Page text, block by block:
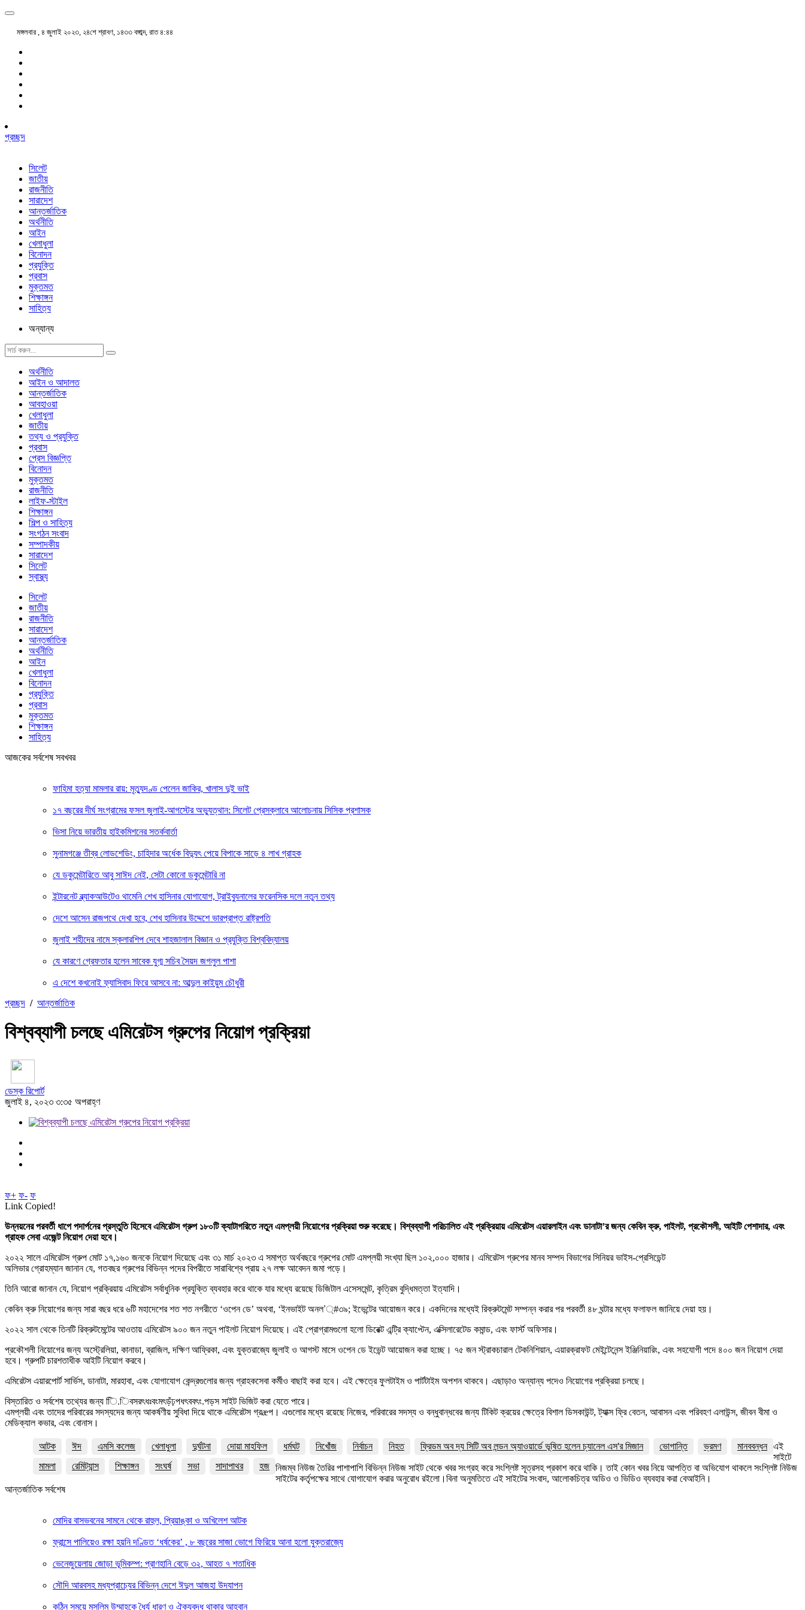
মঙ্গলবার , ৪ জুলাই ২০২৩, ২৪শে শ্রাবণ, ১৪৩৩ বঙ্গাব্দ, রাত ৪:৪৪
প্রচ্ছদ
সিলেট
জাতীয়
রাজনীতি
সারাদেশ
আন্তর্জাতিক
অর্থনীতি
আইন
খেলাধুলা
বিনোদন
প্রযুক্তি
প্রবাস
মুক্তমত
শিক্ষাঙ্গন
সাহিত্য
অন্যান্য
অর্থনীতি
আইন ও আদালত
আন্তর্জাতিক
আবহাওয়া
খেলাধুলা
জাতীয়
তথ্য ও প্রযুক্তি
প্রবাস
প্রেস বিজ্ঞপ্তি
বিনোদন
মুক্তমত
রাজনীতি
লাইফ-স্টাইল
শিক্ষাঙ্গন
শিল্প ও সাহিত্য
সংগঠন সংবাদ
সম্পাদকীয়
সারাদেশ
সিলেট
স্বাস্থ্য
সিলেট
জাতীয়
রাজনীতি
সারাদেশ
আন্তর্জাতিক
অর্থনীতি
আইন
খেলাধুলা
বিনোদন
প্রযুক্তি
প্রবাস
মুক্তমত
শিক্ষাঙ্গন
সাহিত্য
আজকের সর্বশেষ সবখবর
ফাহিমা হত্যা মামলার রায়: মৃত্যুদণ্ড পেলেন জাকির, খালাস দুই ভাই
১৭ বছরের দীর্ঘ সংগ্রামের ফসল জুলাই-আগস্টের অভ্যুত্থান: সিলেট প্রেসক্লাবে আলোচনায় সিসিক প্রশাসক
ভিসা নিয়ে ভারতীয় হাইকমিশনের সতর্কবার্তা
সুনামগঞ্জে তীব্র লোডশেডিং, চাহিদার অর্ধেক বিদ্যুৎ পেয়ে বিপাকে সাড়ে ৪ লাখ গ্রাহক
যে ডকুমেন্টারিতে আবু সাঈদ নেই, সেটা কোনো ডকুমেন্টারি না
ইন্টারনেট ব্ল্যাকআউটেও থামেনি শেখ হাসিনার যোগাযোগ, ট্রাইব্যুনালের ফরেনসিক দলে নতুন তথ্য
দেশে আসেন রাজপথে দেখা হবে, শেখ হাসিনার উদ্দেশে ভারপ্রাপ্ত রাষ্ট্রপতি
জুলাই শহীদের নামে স্কলারশিপ দেবে শাহজালাল বিজ্ঞান ও প্রযুক্তি বিশ্ববিদ্যালয়
যে কারণে গ্রেফতার হলেন সাবেক যুগ্ম সচিব সৈয়দ জগলুল পাশা
এ দেশে কখনোই ফ্যাসিবাদ ফিরে আসবে না: আব্দুল কাইয়ুম চৌধুরী
প্রচ্ছদ / আন্তর্জাতিক
বিশ্বব্যাপী চলছে এমিরেটস গ্রুপের নিয়োগ প্রক্রিয়া
ডেস্ক রিপোর্ট
জুলাই ৪, ২০২৩ ৩:৩৫ অপরাহ্ণ
ফ+ ফ- ফ
Link Copied!
উন্নয়নের পরবর্তী ধাপে পদার্পনের প্রস্তুতি হিসেবে এমিরেটস গ্রুপ ১৮০টি ক্যাটাগরিতে নতুন এমপ্লয়ী নিয়োগের প্রক্রিয়া শুরু করেছে। বিশ্বব্যাপী পরিচালিত এই প্রক্রিয়ায় এমিরেটস এয়ারলাইন এবং ডানাটা’র জন্য কেবিন ক্রু, পাইলট, প্রকৌশলী, আইটি পেশাদার, এবং
গ্রাহক সেবা এজেন্ট নিয়োগ দেয়া হবে।
২০২২ সালে এমিরেটস গ্রুপ মোট ১৭,১৬০ জনকে নিয়োগ দিয়েছে এবং ৩১ মার্চ ২০২৩ এ সমাপ্ত অর্থবছরে গ্রুপের মোট এমপ্লয়ী সংখ্যা ছিল ১০২,০০০ হাজার। এমিরেটস গ্রুপের মানব সম্পদ বিভাগের সিনিয়র ভাইস-প্রেসিডেন্ট
অলিভার গ্রোহম্যান জানান যে, গতবছর গ্রুপের বিভিন্ন পদের বিপরীতে সারাবিশ্বে প্রায় ২৭ লক্ষ আবেদন জমা পড়ে।
তিনি আরো জানান যে, নিয়োগ প্রক্রিয়ায় এমিরেটস সর্বাধুনিক প্রযুক্তি ব্যবহার করে থাকে যার মধ্যে রয়েছে ডিজিটাল এসেসমেন্ট, কৃত্রিম বুদ্ধিমত্তা ইত্যাদি।
কেবিন ক্রু নিয়োগের জন্য সারা বছর ধরে ৬টি মহাদেশের শত শত নগরীতে ‘ওপেন ডে’ অথবা, ‘ইনভাইট অনল’্#৩৯; ইভেন্টের আয়োজন করে। একদিনের মধ্যেই রিক্রুটমেন্ট সম্পন্ন করার পর পরবর্তী ৪৮ ঘন্টার মধ্যে ফলাফল জানিয়ে দেয়া হয়।
২০২২ সাল থেকে তিনটি রিক্রুটমেন্টের আওতায় এমিরেটস ৯০০ জন নতুন পাইলট নিয়োগ দিয়েছে। এই প্রোগ্রামগুলো হলো ডিরেক্ট এন্ট্রি ক্যাপ্টেন, এক্সিলারেটেড কমান্ড, এবং ফার্স্ট অফিসার।
প্রকৌশলী নিয়োগের জন্য অস্ট্রেলিয়া, কানাডা, ব্রাজিল, দক্ষিণ আফ্রিকা, এবং যুক্তরাজ্যে জুলাই ও আগস্ট মাসে ওপেন ডে ইভেন্ট আয়োজন করা হচ্ছে। ৭৫ জন স্ট্রাকচারাল টেকনিশিয়ান, এয়ারক্রাফট মেইন্টেনেন্স ইঞ্জিনিয়ারিং, এবং সহযোগী পদে ৪০০ জন নিয়োগ দেয়া
হবে। গ্রুপটি চারশতাধীক আইটি নিয়োগ করবে।
এমিরেটস এয়ারপোর্ট সার্ভিস, ডানাটা, মারহাবা, এবং যোগাযোগ কেন্দ্রগুলোর জন্য গ্রাহকসেবা কর্মীও বাছাই করা হবে। এই ক্ষেত্রে ফুলটাইম ও পার্টটাইম অপশন থাকবে। এছাড়াও অন্যান্য পদেও নিয়োগের প্রক্রিয়া চলছে।
বিস্তারিত ও সর্বশেষ তথ্যের জন্য িি.িবসরৎধঃবংমৎড়ঁঢ়পধৎববৎং.পড়স সাইট ভিজিট করা যেতে পারে।
এমপ্লয়ী এবং তাদের পরিবারের সদস্যদের জন্য আকর্ষণীয় সুবিধা দিয়ে থাকে এমিরেটস গ্রæপ। এগুলোর মধ্যে রয়েছে নিজের, পরিবারের সদস্য ও বন্ধুবান্ধবের জন্য টিকিট ক্রয়ের ক্ষেত্রে বিশাল ডিসকাউন্ট, ট্যাক্স ফ্রি বেতন, আবাসন এবং পরিবহণ এলাউন্স, জীবন বীমা ও
মেডিক্যাল কভার, এবং বোনাস।
আটক ঈদ এমসি কলেজ খেলাধুলা দুর্ঘটনা দোয়া মাহফিল ধর্মঘট নিখোঁজ নির্বাচন নিহত ফ্রিডম অব দ্য সিটি অব লন্ডন অ্যাওয়ার্ডে ভূষিত হলেন চ্যানেল এস'র মিজান ভোগান্তি ভ্রমণ
মানববন্ধন
মামলা
রেমিট্যান্স শিক্ষাঙ্গন সংঘর্ষ সভা সাদাপাথর হজ
এই
সাইটে
নিজম্ব নিউজ তৈরির পাশাপাশি বিভিন্ন নিউজ সাইট থেকে খবর সংগ্রহ করে সংশ্লিষ্ট সূত্রসহ প্রকাশ করে থাকি। তাই কোন খবর নিয়ে আপত্তি বা অভিযোগ থাকলে সংশ্লিষ্ট নিউজ
সাইটের কর্তৃপক্ষের সাথে যোগাযোগ করার অনুরোধ রইলো।বিনা অনুমতিতে এই সাইটের সংবাদ, আলোকচিত্র অডিও ও ভিডিও ব্যবহার করা বেআইনি।
আন্তর্জাতিক সর্বশেষ
মোদির বাসভবনের সামনে থেকে রাহুল, প্রিয়াঙ্কা ও অখিলেশ আটক
ফ্রান্সে পালিয়েও রক্ষা হয়নি দণ্ডিত ‘ধর্ষকের’ , ৮ বছরের সাজা ভোগে ফিরিয়ে আনা হলো যুক্তরাজ্যে
ভেনেজুয়েলায় জোড়া ভূমিকম্প: প্রাণহানি বেড়ে ৩২, আহত ৭ শতাধিক
সৌদি আরবসহ মধ্যপ্রাচ্যের বিভিন্ন দেশে ঈদুল আজহা উদযাপন
কঠিন সময়ে মুসলিম উম্মাহকে ধৈর্য ধারণ ও ঐক্যবদ্ধ থাকার আহ্বান